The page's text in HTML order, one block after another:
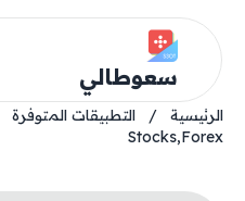
سعوطالي
الرئيسية / التطبيقات المتوفرة
Stocks,Forex